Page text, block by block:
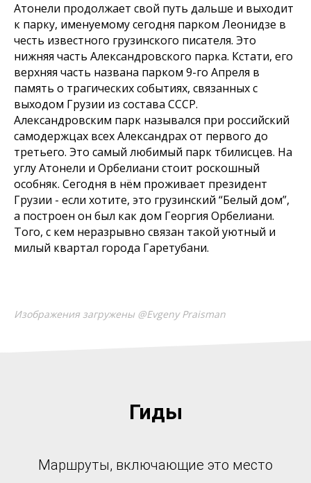
Атонели продолжает свой путь дальше и выходит
к парку, именуемому сегодня парком Леонидзе в
честь известного грузинского писателя. Это
нижняя часть Александровского парка. Кстати, его
верхняя часть названа парком 9-го Апреля в
память о трагических событиях, связанных с
выходом Грузии из состава СССР.
Александровским парк назывался при российский
самодержцах всех Александрах от первого до
третьего. Это самый любимый парк тбилисцев. На
углу Атонели и Орбелиани стоит роскошный
особняк. Сегодня в нём проживает президент
Грузии - если хотите, это грузинский “Белый дом”,
а построен он был как дом Георгия Орбелиани.
Того, с кем неразрывно связан такой уютный и
милый квартал города Гаретубани.
Изображения загружены @Evgeny Praisman
Гиды
Маршруты, включающие это место